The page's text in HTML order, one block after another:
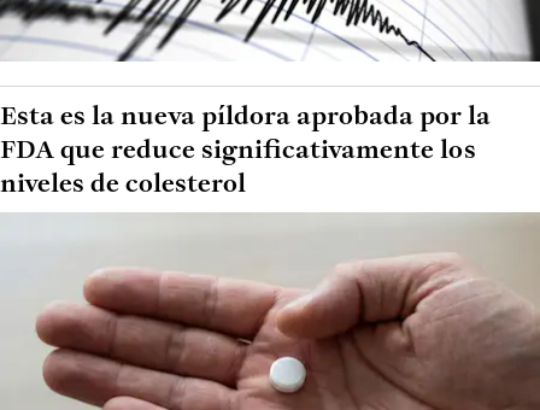
Esta es la nueva píldora aprobada por la
FDA que reduce significativamente los
niveles de colesterol